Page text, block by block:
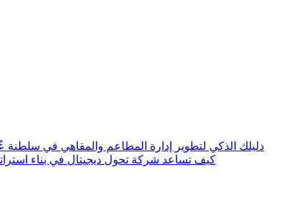
دليلك الذكي لتطوير إدارة المطاعم والمقاهي في سلطنة
كيف تساعد شركة تحول ديجيتال في بناء